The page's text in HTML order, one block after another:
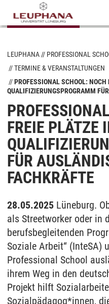
LEUPHANA
PROFESSIONAL
TERMINE & VERANSTALTUNGEN
PROFESSIONAL SCHOOL: NOCH
QUALIFIZIERUNGSPROGRAMM
FREIE PLÄTZE
FÜR
FACHKRÄFTE
28.05.2025 Lüneburg.
als Streetworker oder in
berufsbegleitenden
Soziale Arbeit“ (InteSA)
Professional School
ihrem Weg in den
Projekt hilft
Sozialpädagog*innen,